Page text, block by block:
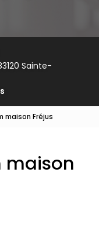
Sainte-
maison Fréjus
maison